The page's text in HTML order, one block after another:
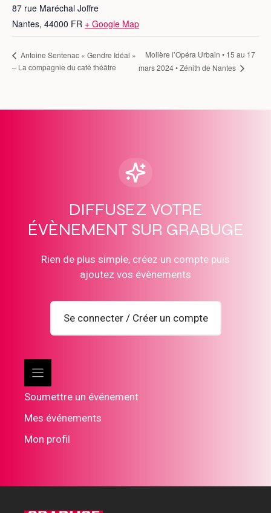
87 rue Maréchal Joffre
Nantes, 44000 FR + Google Map
Antoine Sentenac « Gendre Idéal »
– La compagnie du café théâtre
Molière l’Opéra Urbain • 15 au 17
mars 2024 • Zénith de Nantes
DIFFUSEZ VOTRE
ÉVÈNEMENT SUR GRABUGE
Rien de plus simple, créez un compte puis
ajoutez vos évènements
Se connecter / Créer un compte
Soumettre un événement
Mes événements
Mon profil